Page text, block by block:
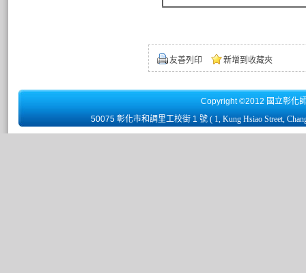
友善列印 新增到收藏夾
Copyright ©2012 國立彰化
50075 彰化市和調里工校街 1 號 ( 1, Kung Hsiao Street,